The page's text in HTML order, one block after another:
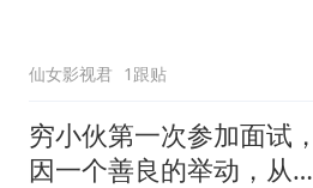
仙女影视君 1跟贴
穷小伙第一次参加面试，
因一个善良的举动，从此